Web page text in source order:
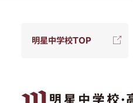
明星中学校TOP